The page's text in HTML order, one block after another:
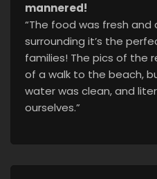
mannered!
“The food was fresh and
surrounding it’s the
families! The pics of the
of a walk to the beach,
water was clean, and
ourselves.”